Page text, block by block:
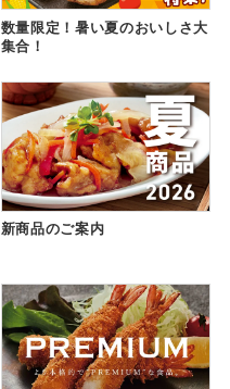
数量限定！暑い夏のおいしさ大
集合！
新商品のご案内